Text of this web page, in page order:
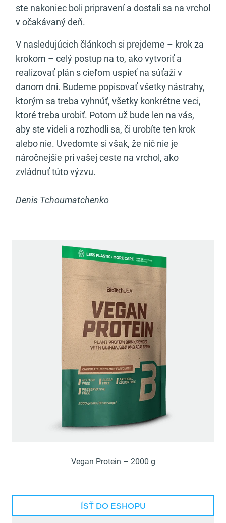
ste nakoniec boli pripravení a dostali sa na vrchol
v očakávaný deň.
V nasledujúcich článkoch si prejdeme – krok za
krokom – celý postup na to, ako vytvoriť a
realizovať plán s cieľom uspieť na súťaži v
danom dni. Budeme popisovať všetky nástrahy,
ktorým sa treba vyhnúť, všetky konkrétne veci,
ktoré treba urobiť. Potom už bude len na vás,
aby ste videli a rozhodli sa, či urobíte ten krok
alebo nie. Uvedomte si však, že nič nie je
náročnejšie pri vašej ceste na vrchol, ako
zvládnuť túto výzvu.
Denis Tchoumatchenko
Vegan Protein – 2000 g
ÍSŤ DO ESHOPU